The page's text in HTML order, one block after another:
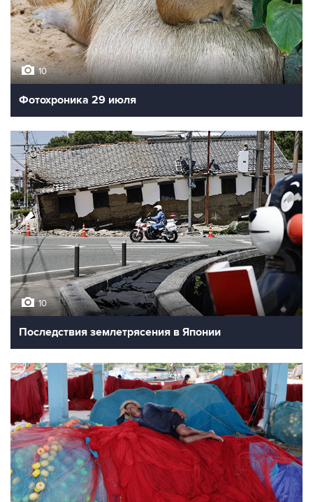
10
Фотохроника 29 июля
10
Последствия землетрясения в Японии